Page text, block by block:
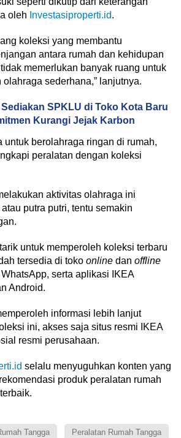
oleh Investasiproperti.id.
koleksi yang membantu
antara rumah dan kehidupan
memerlukan banyak ruang untuk
sederhana,” lanjutnya.
Sediakan SPKLU di Toko Kota Baru
Kurangi Jejak Karbon
untuk berolahraga ringan di rumah,
peralatan dengan koleksi
aktivitas olahraga ini
putra putri, tentu semakin
untuk memperoleh koleksi terbaru
tersedia di toko online dan offline
WhatsApp, serta aplikasi IKEA
Android.
informasi lebih lanjut
ini, akses saja situs resmi IKEA
resmi perusahaan.
selalu menyuguhkan konten yang
produk peralatan rumah
Tangga Peralatan Rumah Tangga